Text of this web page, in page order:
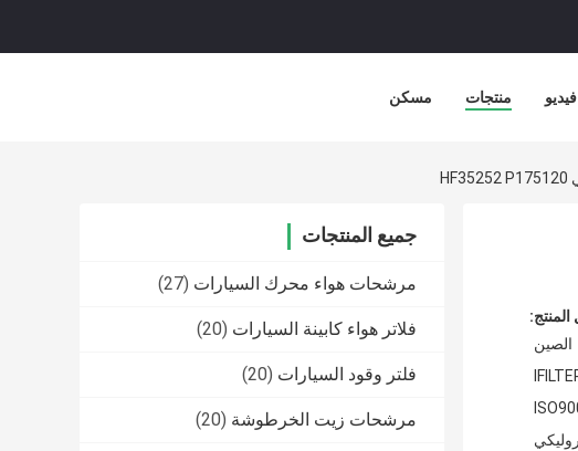
مسكن منتجات
جميع المنتجات
مرشحات هواء محرك السيارات (27)
فلاتر هواء كابينة السيارات (20)
فلتر وقود السيارات (20)
مرشحات زيت الخرطوشة (20)
الصين